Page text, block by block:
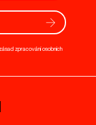
zpracování osobních